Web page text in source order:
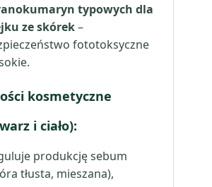
typowych dla
ze skórek–
fototoksyczne
kosmetyczne
i ciało):
produkcję sebum
tłusta, mieszana),